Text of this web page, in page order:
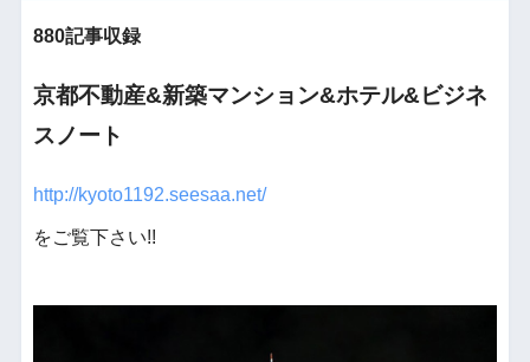
880記事収録
京都不動産&新築マンション&ホテル&ビジネ
スノート
http://kyoto1192.seesaa.net/
をご覧下さい!!